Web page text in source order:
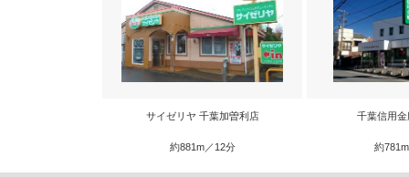
サイゼリヤ 千葉加曽利店
約881m／12分
千葉信用
約